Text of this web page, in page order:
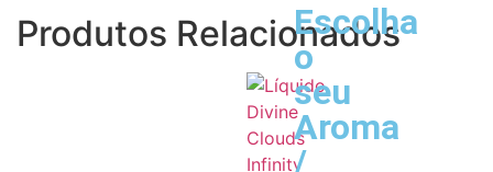
Escolha
o
seu
Aroma
/
Produtos Relacionados